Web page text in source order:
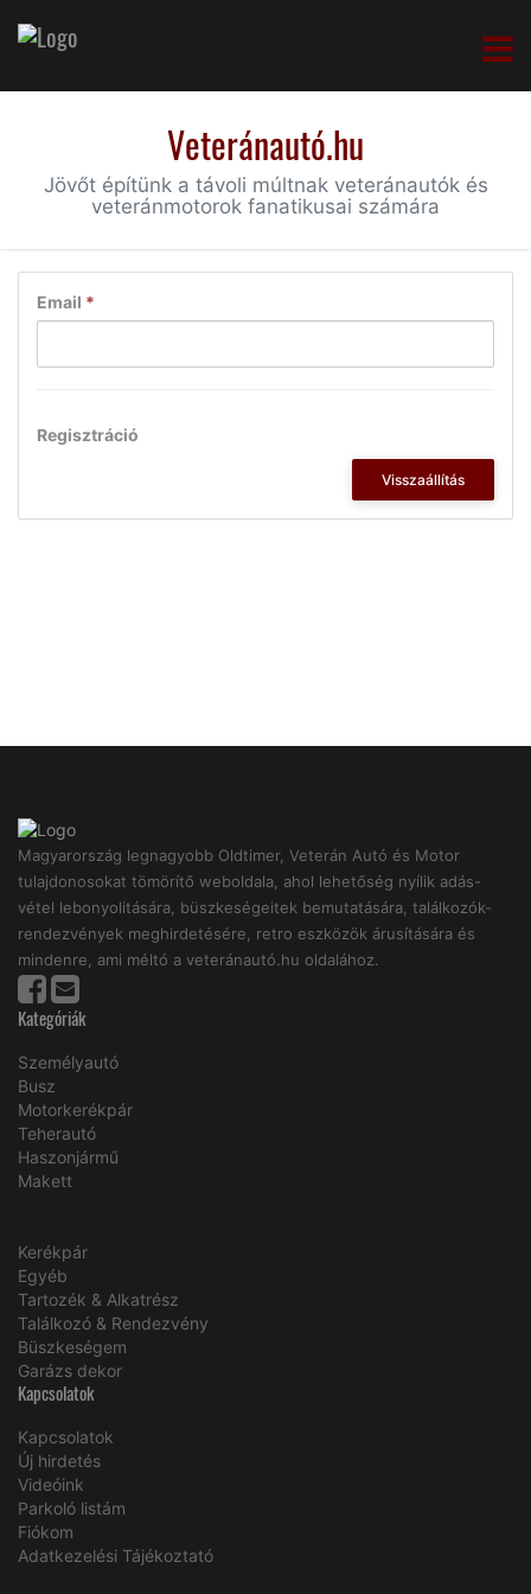
Veteránautó.hu
Jövőt építünk a távoli múltnak veteránautók és
veteránmotorok fanatikusai számára
Email *
Regisztráció
Visszaállítás
Magyarország legnagyobb Oldtimer, Veterán Autó és Motor
tulajdonosokat tömörítő weboldala, ahol lehetőség nyílik adás-
vétel lebonyolitására, büszkeségeitek bemutatására, találkozók-
rendezvények meghirdetésére, retro eszközök árusítására és
mindenre, ami méltó a veteránautó.hu oldalához.
Kategóriák
Személyautó
Busz
Motorkerékpár
Teherautó
Haszonjármű
Makett
Kerékpár
Egyéb
Tartozék & Alkatrész
Találkozó & Rendezvény
Büszkeségem
Garázs dekor
Kapcsolatok
Kapcsolatok
Új hirdetés
Videóink
Parkoló listám
Fiókom
Adatkezelési Tájékoztató